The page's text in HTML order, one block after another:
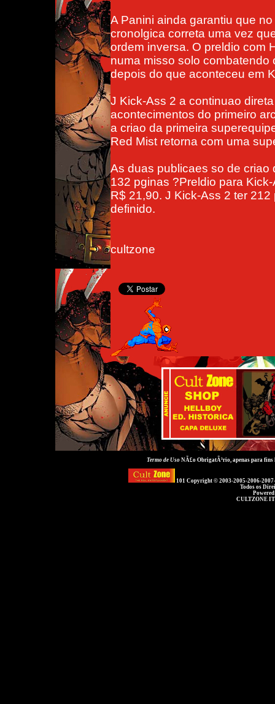
A Panini ainda garantiu que
cronolgica correta uma vez
ordem inversa. O preldio com
numa misso solo
depois do que aconteceu em
J Kick-Ass 2 a continuao
acontecimentos do primeiro
a criao da primeira
Red Mist retorna com uma
As duas publicaes so de criao
132 pginas ?Preldio para
R$ 21,90. J Kick-Ass 2 ter
definido.
cultzone
Termo de UsoNÃ£o ObrigatÃ³rio, apenas para
101 Copyright © 2003-2005-2006-
Todos os
CULTZONE